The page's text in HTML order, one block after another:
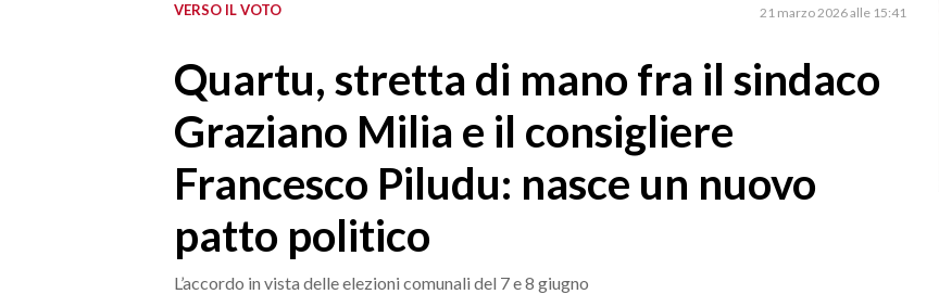
PROVINCIA DI CAGLIARI
VERSO IL VOTO 21 marzo 2026 alle 15:41
Quartu, stretta di mano fra il sindaco
Graziano Milia e il consigliere
Francesco Piludu: nasce un nuovo
patto politico
L’accordo in vista delle elezioni comunali del 7 e 8 giugno